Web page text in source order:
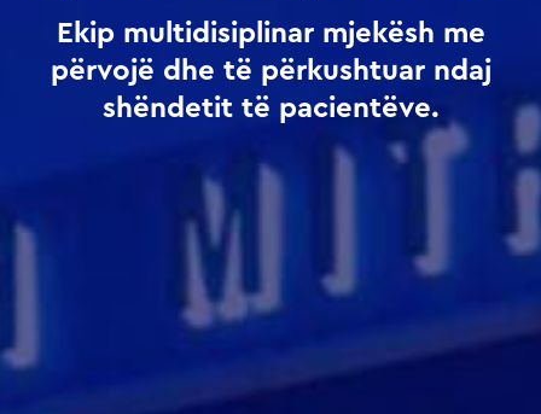
Ekip multidisiplinar mjekësh me
përvojë dhe të përkushtuar ndaj
shëndetit të pacientëve.